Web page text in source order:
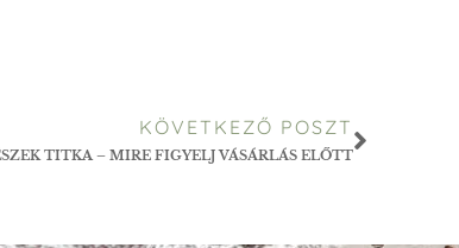
KÖVETKEZŐ POSZT
TITKA – MIRE FIGYELJ VÁSÁRLÁS ELŐTT